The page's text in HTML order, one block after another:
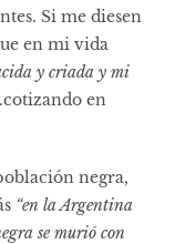
Si me diesen
en mi vida
y criada y mi
en
negra,
“en la Argentina
se murió con